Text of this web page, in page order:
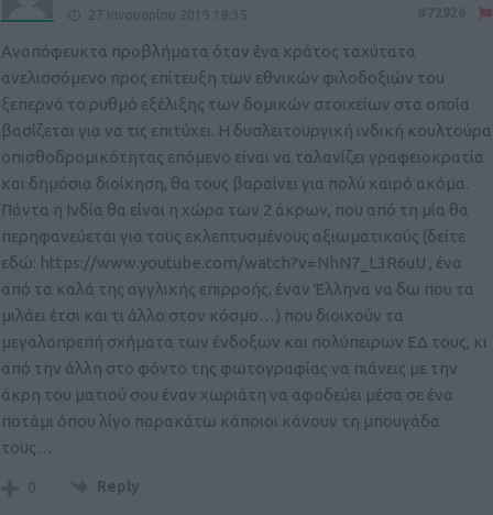
27 Ιανουαρίου 2019 18:35
Αναπόφευκτα προβλήματα όταν ένα κράτος ταχύτατα
ανελισσόμενο προς επίτευξη των εθνικών φιλοδοξιών του
ξεπερνά το ρυθμό εξέλιξης των δομικών στοιχείων στα οποία
βασίζεται για να τις επιτύχει. Η δυσλειτουργική ινδική κουλτούρα
οπισθοδρομικότητας επόμενο είναι να ταλανίζει γραφειοκρατία
και δημόσια διοίκηση, θα τους βαραίνει για πολύ καιρό ακόμα.
Πάντα η Ινδία θα είναι η χώρα των 2 άκρων, που από τη μία θα
περηφανεύεται για τους εκλεπτυσμένους αξιωματικούς (δείτε
εδώ: https://www.youtube.com/watch?v=NhN7_L3R6uU , ένα
από τα καλά της αγγλικής επιρροής, έναν Έλληνα να δω που τα
μιλάει έτσι και τι άλλο στον κόσμο…) που διοικούν τα
μεγαλοπρεπή σχήματα των ένδοξων και πολύπειρων ΕΔ τους, κι
από την άλλη στο φόντο της φωτογραφίας να πιάνεις με την
άκρη του ματιού σου έναν χωριάτη να αφοδεύει μέσα σε ένα
ποτάμι όπου λίγο παρακάτω κάποιοι κάνουν τη μπουγάδα
τους…
0 Reply